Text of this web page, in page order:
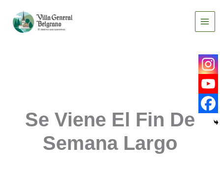
contenido
Se Viene El Fin De
Semana Largo